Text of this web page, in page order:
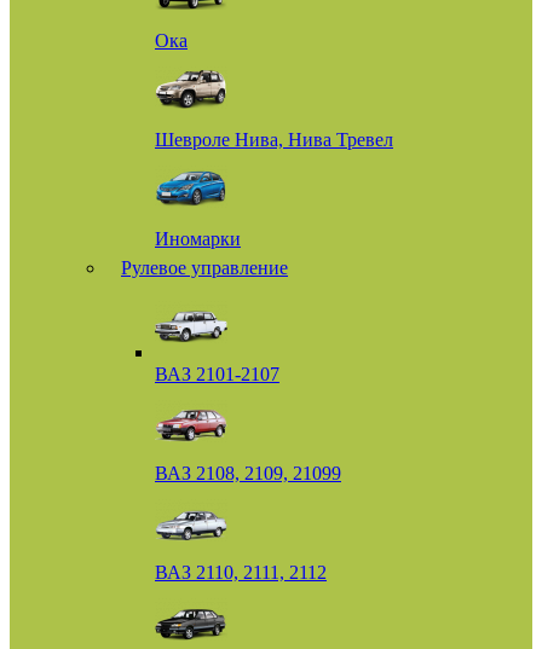
Ока
Шевроле Нива, Нива Тревел
Иномарки
Рулевое управление
ВАЗ 2101-2107
ВАЗ 2108, 2109, 21099
ВАЗ 2110, 2111, 2112